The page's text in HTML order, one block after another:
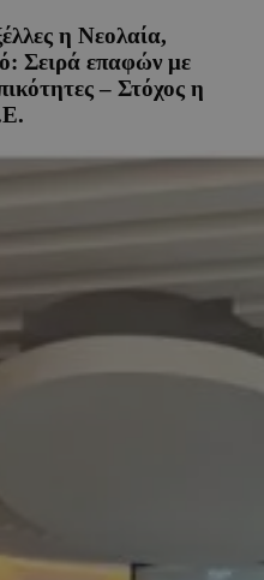
η Νεολαία,
Σειρά επαφών με
– Στόχος η